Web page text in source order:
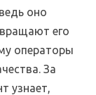
оно
его
операторы
За
узнает,